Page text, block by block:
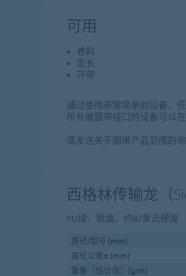
可用
卷料
定长
环带
通过使用非常简单的设备，
所有做圆带接口的设备可以
请发送关于圆带产品范围的
西格林传输龙（
PU绿，粗面，约87萧氏硬度
直径/型号 [mm]
直径公差± [mm]
重量（估计值）[g/m]